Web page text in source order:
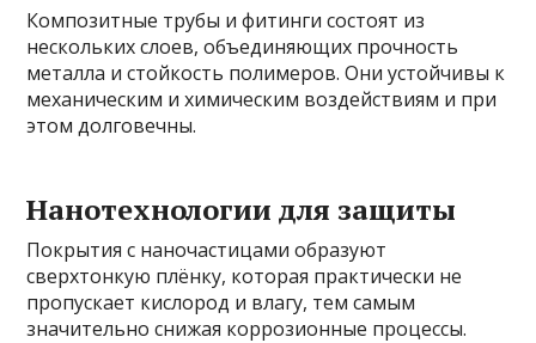
Композитные трубы и фитинги состоят из
нескольких слоев, объединяющих прочность
металла и стойкость полимеров. Они устойчивы к
механическим и химическим воздействиям и при
этом долговечны.
Нанотехнологии для защиты
Покрытия с наночастицами образуют
сверхтонкую плёнку, которая практически не
пропускает кислород и влагу, тем самым
значительно снижая коррозионные процессы.